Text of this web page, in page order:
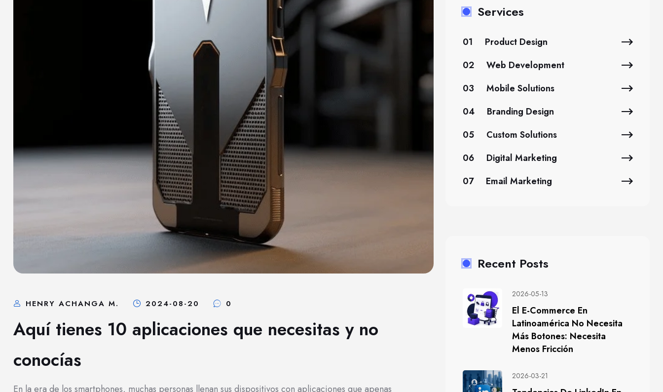
HENRY ACHANGA M. 2024-08-20 0
Aquí tienes 10 aplicaciones que necesitas y no
conocías
En la era de los smartphones, muchas personas llenan sus dispositivos con aplicaciones que apenas
Services
01
Product Design
02
Web Development
03
Mobile Solutions
04
Branding Design
05
Custom Solutions
06
Digital Marketing
07
Email Marketing
Recent Posts
2026-05-13
El E-Commerce En
Latinoamérica No Necesita
Más Botones: Necesita
Menos Fricción
2026-03-21